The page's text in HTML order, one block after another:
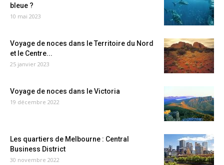
bleue ?
10 mai 2023
Voyage de noces dans le Territoire du Nord
et le Centre...
25 janvier 2023
Voyage de noces dans le Victoria
19 décembre 2022
Les quartiers de Melbourne : Central
Business District
30 novembre 2022